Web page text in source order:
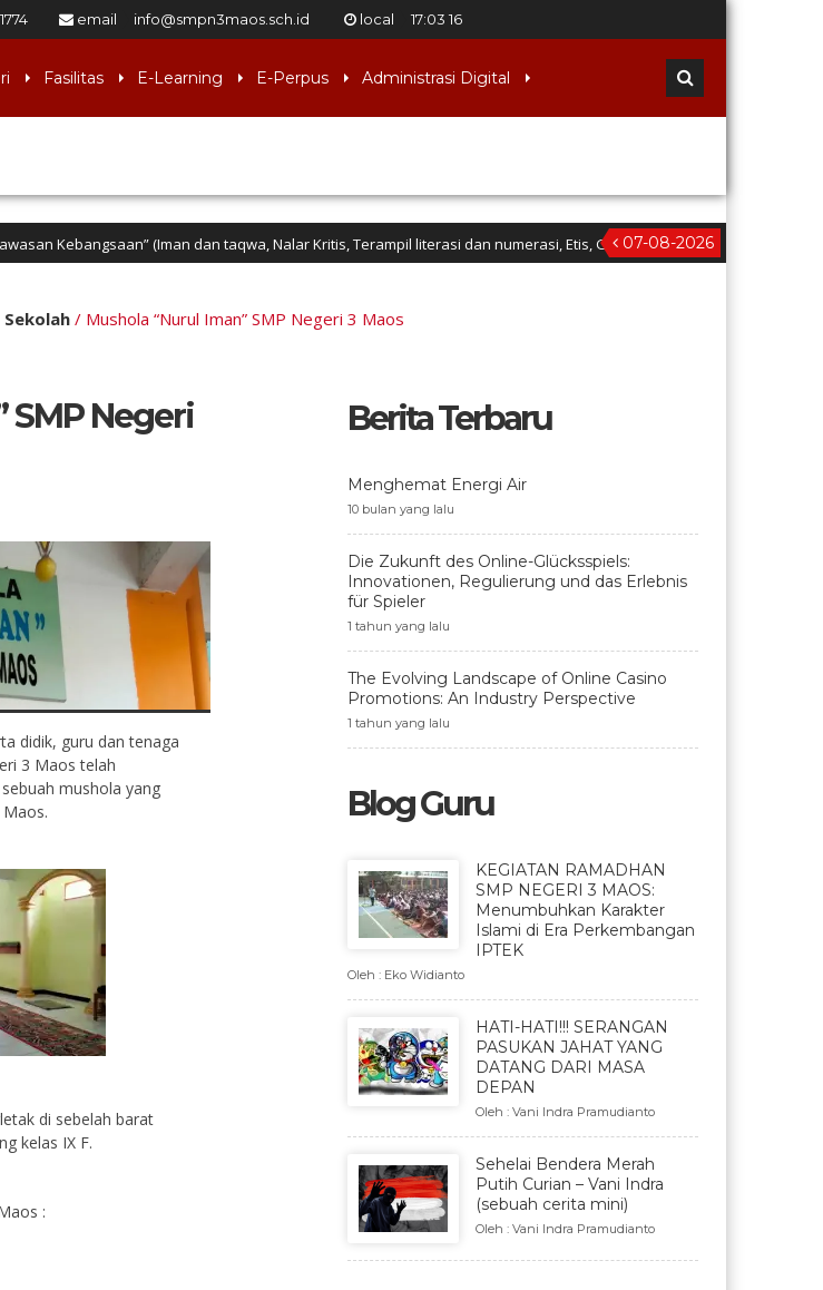
email info@smpn3maos.sch.id local 17:03 16
Fasilitas E-Learning E-Perpus Administrasi Digital
07-08-2026
(Iman dan taqwa, Nalar Kritis, Terampil literasi dan numerasi, Etis, Gotong-royong, Responsif dan
/ Mushola “Nurul Iman” SMP Negeri 3 Maos
SMP Negeri
didik, guru dan tenaga
3 Maos telah
mushola yang
di sebelah barat
kelas IX F.
:
Berita Terbaru
Menghemat Energi Air
10 bulan yang lalu
Die Zukunft des Online-Glücksspiels:
Innovationen, Regulierung und das Erlebnis
für Spieler
1 tahun yang lalu
The Evolving Landscape of Online Casino
Promotions: An Industry Perspective
1 tahun yang lalu
Blog Guru
KEGIATAN RAMADHAN
SMP NEGERI 3 MAOS:
Menumbuhkan Karakter
Islami di Era Perkembangan
IPTEK
Oleh : Eko Widianto
HATI-HATI!!! SERANGAN
PASUKAN JAHAT YANG
DATANG DARI MASA
DEPAN
Oleh : Vani Indra Pramudianto
Sehelai Bendera Merah
Putih Curian – Vani Indra
(sebuah cerita mini)
Oleh : Vani Indra Pramudianto